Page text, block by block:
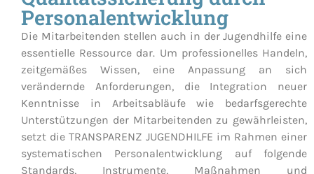
Personalentwicklung
Die Mitarbeitenden stellen auch in der Jugendhilfe eine
essentielle Ressource dar. Um professionelles Handeln,
zeitgemäßes Wissen, eine Anpassung an sich
verändernde Anforderungen, die Integration neuer
Kenntnisse in Arbeitsabläufe wie bedarfsgerechte
Unterstützungen der Mitarbeitenden zu gewährleisten,
setzt die TRANSPARENZ JUGENDHILFE im Rahmen einer
systematischen Personalentwicklung auf folgende
Standards, Instrumente, Maßnahmen und